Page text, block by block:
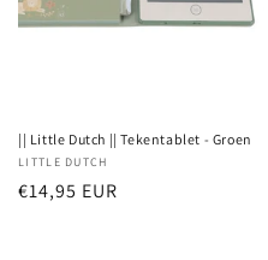
|| Little Dutch || Tekentablet - Groen
Verkoper:
LITTLE DUTCH
Normale
€14,95 EUR